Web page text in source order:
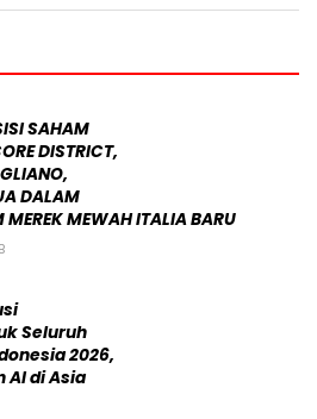
SAHAM
DISTRICT,
DALAM
MEWAH ITALIA BARU
Seluruh
2026,
AI di Asia